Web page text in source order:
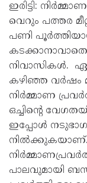
ഇരിട്ടി:
വെറും പത്തര
പണി
നിവാസികള്‍.
കഴിഞ്ഞ വര്‍ഷം
നിര്‍മ്മാണ
ഒച്ചിന്റെ
ഇപ്പോള്‍
നില്‍ക്കുകയാണ്.
പാലവുമായി